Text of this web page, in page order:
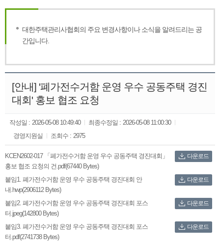
대한주택관리사협회의 주요 변경사항이나 소식을 알려드리는 공
간입니다.
[안내] '폐가전수거함 운영 우수 공동주택 경진
대회' 홍보 협조 요청
작성일 : 2026-05-08 10:49:40 최종수정일 : 2026-05-08 11:00:30
경영지원실
조회수 : 2975
KCEN2602-017 「폐가전수거함 운영 우수 공동주택 경진대회」
홍보 협조 요청의 건.pdf(67440 Bytes)
다운로드
붙임1. 폐가전수거함 운영 우수 공동주택 경진대회 안
내.hwp(2906112 Bytes)
다운로드
붙임2. 폐가전수거함 운영 우수 공동주택 경진대회 포스
터.jpeg(142800 Bytes)
다운로드
붙임3. 폐가전수거함 운영 우수 공동주택 경진대회 포스
터.pdf(2741738 Bytes)
다운로드